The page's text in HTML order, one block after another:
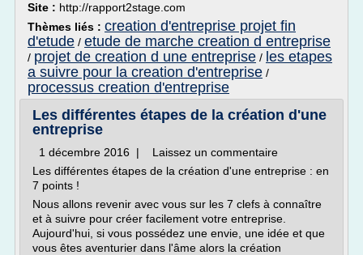
Site : http://rapport2stage.com
Thèmes liés : creation d'entreprise projet fin
d'etude / etude de marche creation d entreprise
/ projet de creation d une entreprise / les etapes
a suivre pour la creation d'entreprise /
processus creation d'entreprise
Les différentes étapes de la création d'une
entreprise
1 décembre 2016 | Laissez un commentaire
Les différentes étapes de la création d'une entreprise : en
7 points !
Nous allons revenir avec vous sur les 7 clefs à connaître
et à suivre pour créer facilement votre entreprise.
Aujourd'hui, si vous possédez une envie, une idée et que
vous êtes aventurier dans l'âme alors la création